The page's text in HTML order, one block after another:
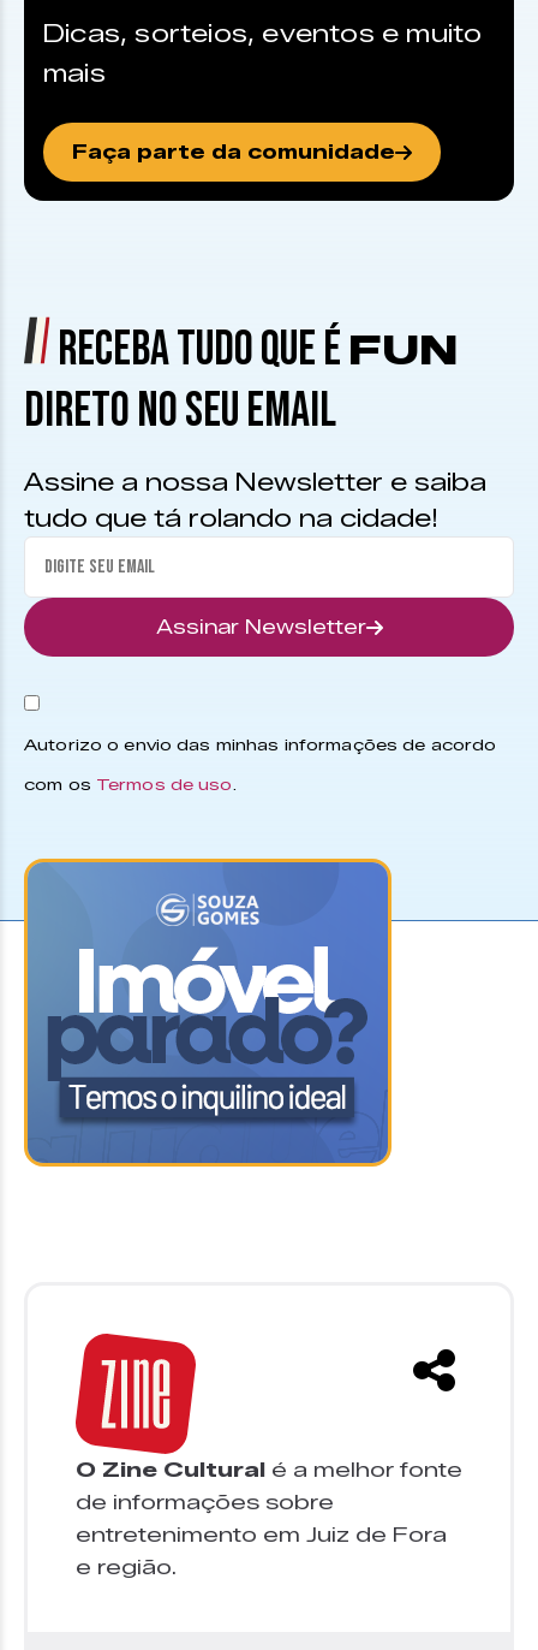
Dicas, sorteios, eventos e muito
mais
Faça parte da comunidade
RECEBA TUDO QUE É FUN
DIRETO NO SEU EMAIL
Assine a nossa Newsletter e saiba
tudo que tá rolando na cidade!
Assinar Newsletter
Autorizo o envio das minhas informações de acordo
com os Termos de uso.
O Zine Cultural é a melhor fonte
de informações sobre
entretenimento em Juiz de Fora
e região.